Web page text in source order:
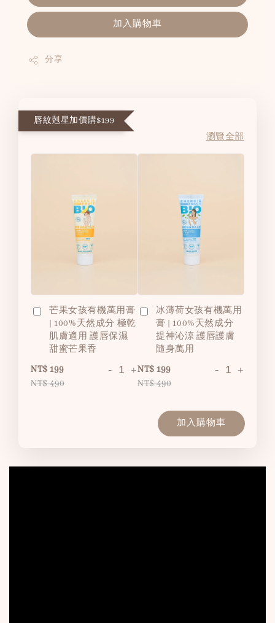
加入購物車
分享
唇紋剋星加價購$199
瀏覽全部
芒果女孩有機萬用膏
| 100%天然成分 極乾
肌膚適用 護唇保濕
甜蜜芒果香
NT$ 199
NT$ 490
- +
冰薄荷女孩有機萬用
膏 | 100%天然成分
提神沁涼 護唇護膚
隨身萬用
NT$ 199
NT$ 490
- +
加入購物車